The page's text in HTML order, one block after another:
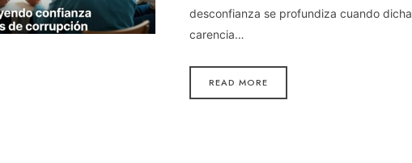
desconfianza se profundiza cuando dicha
carencia…
READ MORE